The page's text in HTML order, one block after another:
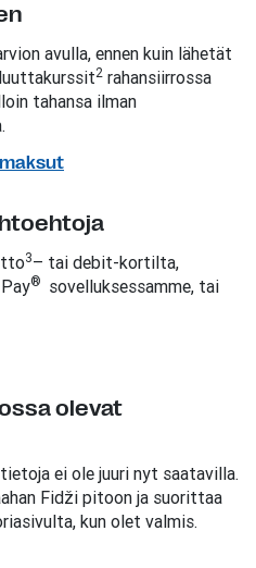
avulla, ennen kuin lähetät
2 rahansiirrossa
tahansa ilman
3– tai debit-kortilta,
® sovelluksessamme, tai
olevat
ei ole juuri nyt saatavilla.
Fidži pitoon ja suorittaa
kun olet valmis.